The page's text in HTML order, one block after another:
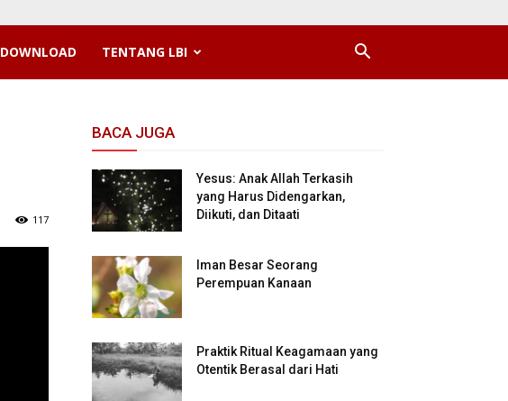
DOWNLOAD TENTANG LBI
117
BACA JUGA
Yesus: Anak Allah Terkasih
yang Harus Didengarkan,
Diikuti, dan Ditaati
Iman Besar Seorang
Perempuan Kanaan
Praktik Ritual Keagamaan yang
Otentik Berasal dari Hati